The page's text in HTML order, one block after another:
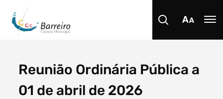
Procurar
Reunião Ordinária Pública a
01 de abril de 2026